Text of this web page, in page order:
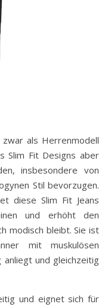
zwar als Herrenmodell
Slim Fit Designs aber
insbesondere von
Stil bevorzugen.
diese Slim Fit Jeans
und erhöht den
modisch bleibt. Sie ist
mit muskulösen
anliegt und gleichzeitig
und eignet sich für